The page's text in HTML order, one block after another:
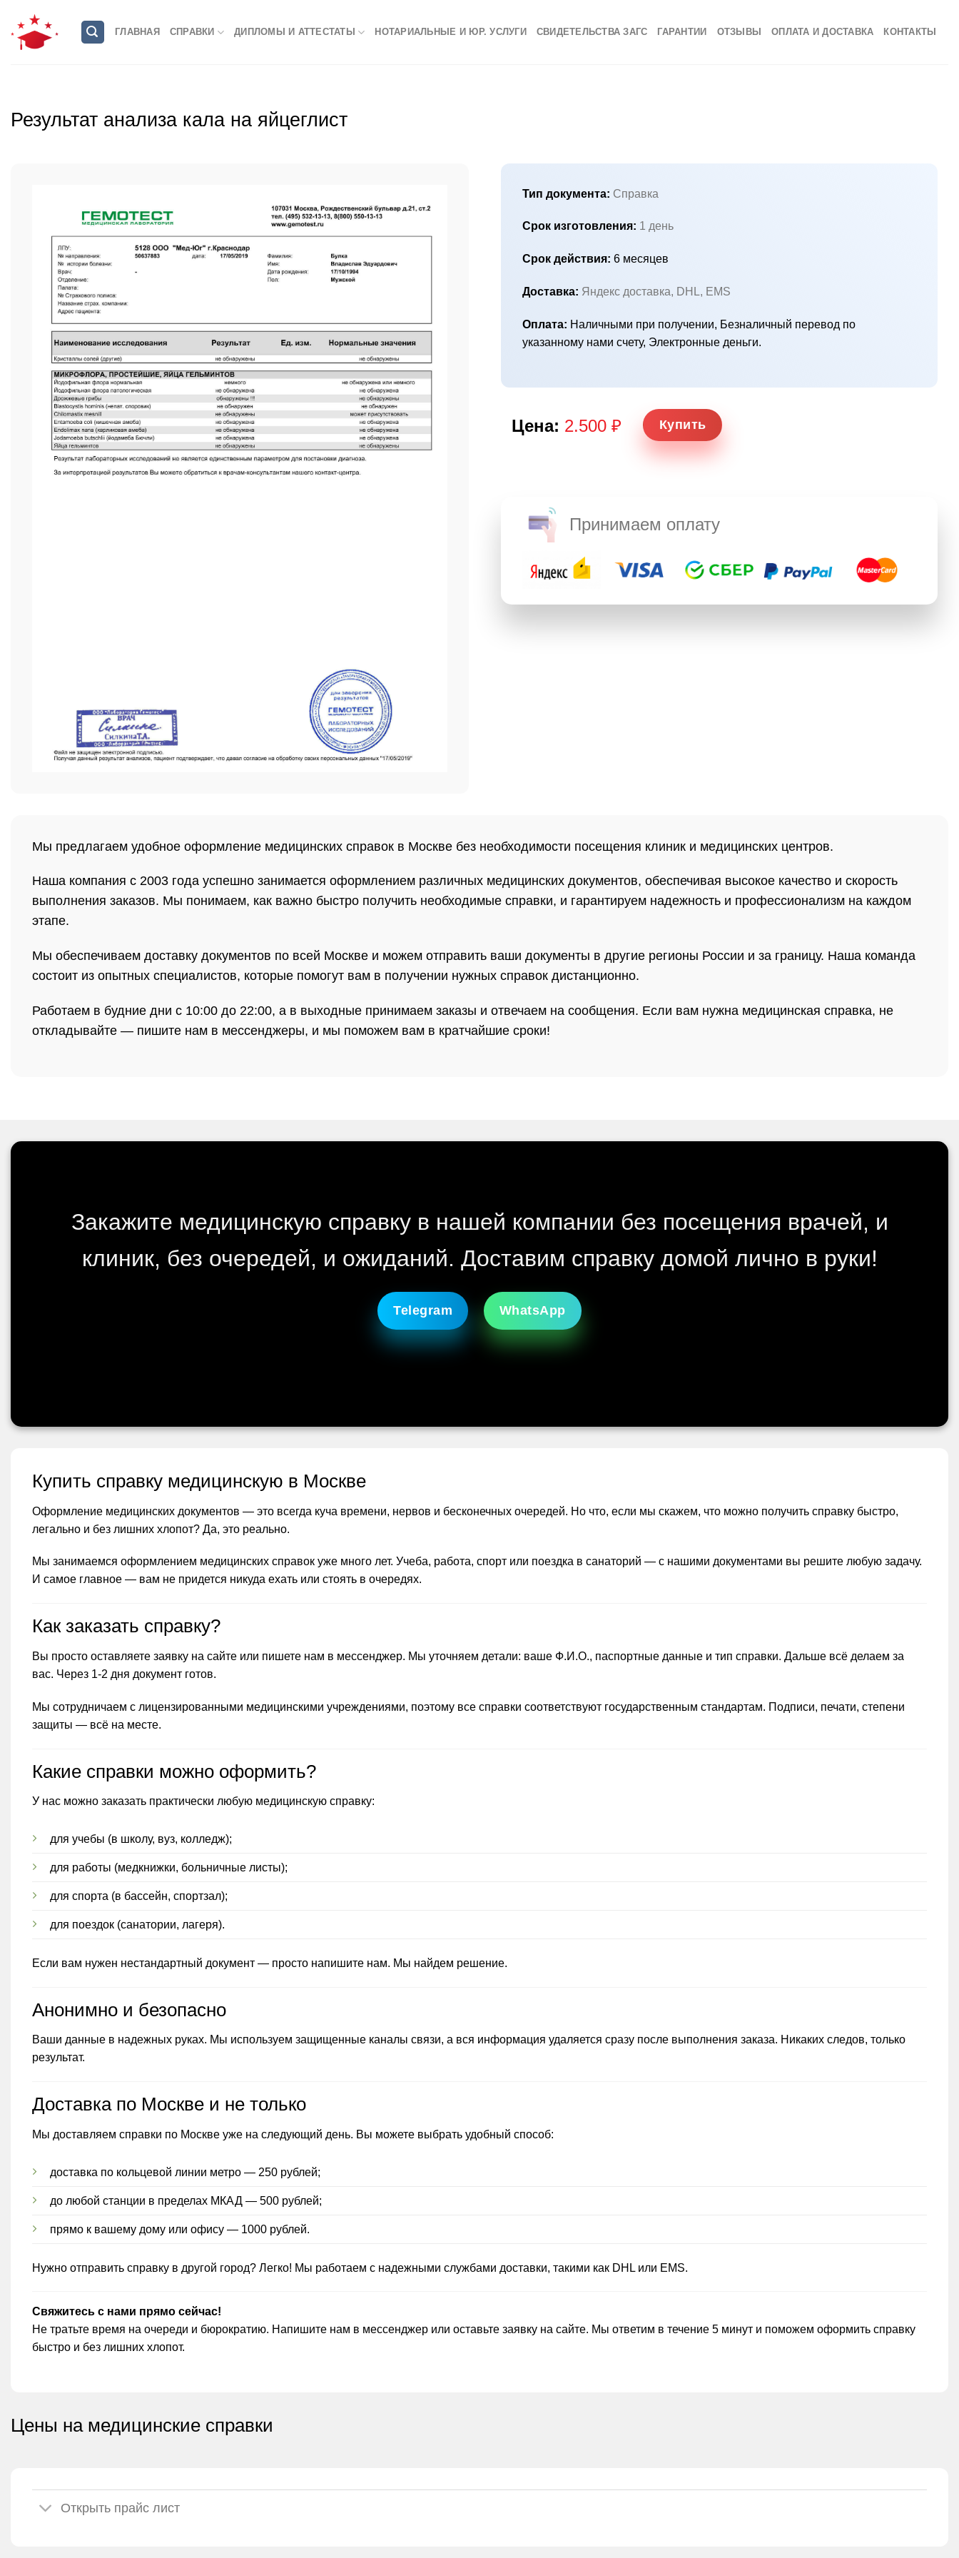
content
ГЛАВНАЯ СПРАВКИ ДИПЛОМЫ И АТТЕСТАТЫ НОТАРИАЛЬНЫЕ И ЮР. УСЛУГИ СВИДЕТЕЛЬСТВА ЗАГС ГАРАНТИИ ОТЗЫВЫ ОПЛАТА И ДОСТАВКА КОНТАКТЫ
Результат анализа кала на яйцеглист
Тип документа: Справка
Срок изготовления: 1 день
Срок действия: 6 месяцев
Доставка: Яндекс доставка, DHL, EMS
Оплата: Наличными при получении, Безналичный перевод по
указанному нами счету, Электронные деньги.
Цена: 2.500 ₽ Купить
Принимаем оплату
Мы предлагаем удобное оформление медицинских справок в Москве без необходимости посещения клиник и медицинских центров.
Наша компания с 2003 года успешно занимается оформлением различных медицинских документов, обеспечивая высокое качество и скорость
выполнения заказов. Мы понимаем, как важно быстро получить необходимые справки, и гарантируем надежность и профессионализм на каждом
этапе.
Мы обеспечиваем доставку документов по всей Москве и можем отправить ваши документы в другие регионы России и за границу. Наша команда
состоит из опытных специалистов, которые помогут вам в получении нужных справок дистанционно.
Работаем в будние дни с 10:00 до 22:00, а в выходные принимаем заказы и отвечаем на сообщения. Если вам нужна медицинская справка, не
откладывайте — пишите нам в мессенджеры, и мы поможем вам в кратчайшие сроки!
Закажите медицинскую справку в нашей компании без посещения врачей, и
клиник, без очередей, и ожиданий. Доставим справку домой лично в руки!
Telegram WhatsApp
Купить справку медицинскую в Москве
Оформление медицинских документов — это всегда куча времени, нервов и бесконечных очередей. Но что, если мы скажем, что можно получить справку быстро,
легально и без лишних хлопот? Да, это реально.
Мы занимаемся оформлением медицинских справок уже много лет. Учеба, работа, спорт или поездка в санаторий — с нашими документами вы решите любую задачу.
И самое главное — вам не придется никуда ехать или стоять в очередях.
Как заказать справку?
Вы просто оставляете заявку на сайте или пишете нам в мессенджер. Мы уточняем детали: ваше Ф.И.О., паспортные данные и тип справки. Дальше всё делаем за
вас. Через 1-2 дня документ готов.
Мы сотрудничаем с лицензированными медицинскими учреждениями, поэтому все справки соответствуют государственным стандартам. Подписи, печати, степени
защиты — всё на месте.
Какие справки можно оформить?
У нас можно заказать практически любую медицинскую справку:
для учебы (в школу, вуз, колледж);
для работы (медкнижки, больничные листы);
для спорта (в бассейн, спортзал);
для поездок (санатории, лагеря).
Если вам нужен нестандартный документ — просто напишите нам. Мы найдем решение.
Анонимно и безопасно
Ваши данные в надежных руках. Мы используем защищенные каналы связи, а вся информация удаляется сразу после выполнения заказа. Никаких следов, только
результат.
Доставка по Москве и не только
Мы доставляем справки по Москве уже на следующий день. Вы можете выбрать удобный способ:
доставка по кольцевой линии метро — 250 рублей;
до любой станции в пределах МКАД — 500 рублей;
прямо к вашему дому или офису — 1000 рублей.
Нужно отправить справку в другой город? Легко! Мы работаем с надежными службами доставки, такими как DHL или EMS.
Свяжитесь с нами прямо сейчас!
Не тратьте время на очереди и бюрократию. Напишите нам в мессенджер или оставьте заявку на сайте. Мы ответим в течение 5 минут и поможем оформить справку
быстро и без лишних хлопот.
Цены на медицинские справки
Открыть прайс лист